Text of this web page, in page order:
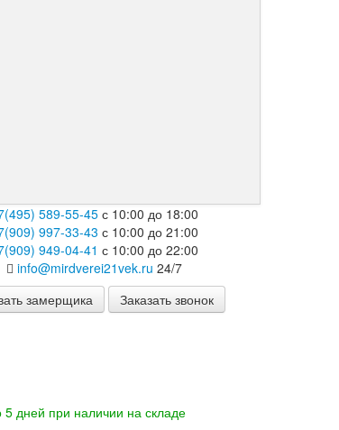
589-55-45с 10:00 до 18:00
997-33-43 с 10:00 до 21:00
949-04-41 с 10:00 до 22:00
info@mirdverei21vek.ru 24/7
замерщика
Заказать звонок
дней при наличии на складе